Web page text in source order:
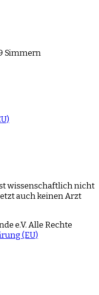
Simmern
wissenschaftlich nicht
auch keinen Arzt
e.V. Alle Rechte
(EU)